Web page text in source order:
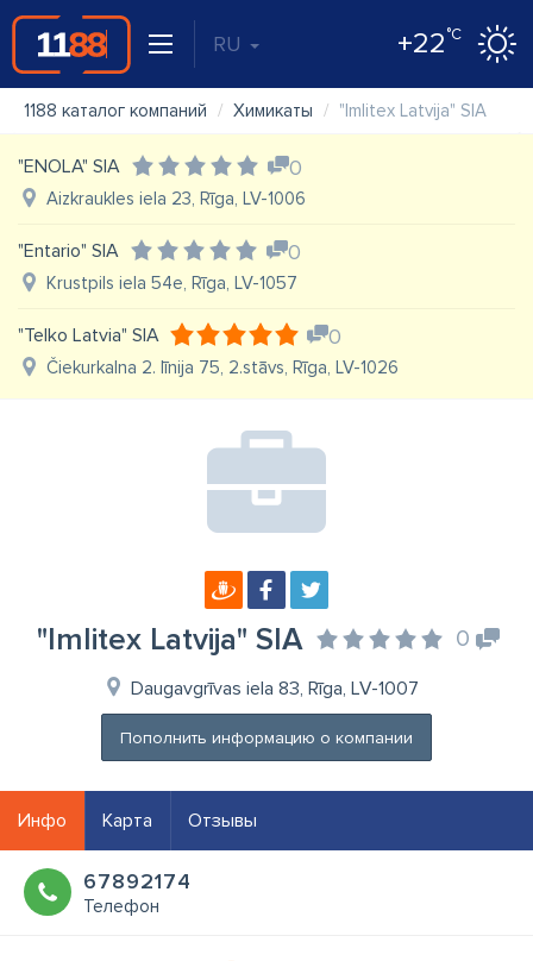
RU +22°C
1188 каталог компаний Химикаты "Imlitex Latvija" SIA
"ENOLA" SIA 0
Aizkraukles iela 23, Rīga, LV-1006
"Entario" SIA 0
Krustpils iela 54e, Rīga, LV-1057
"Telko Latvia" SIA 0
Čiekurkalna 2. līnija 75, 2.stāvs, Rīga, LV-1026
"Imlitex Latvija" SIA 0
Daugavgrīvas iela 83, Rīga, LV-1007
Пополнить информацию о компании
Инфо Карта Отзывы
67892174
Телефон